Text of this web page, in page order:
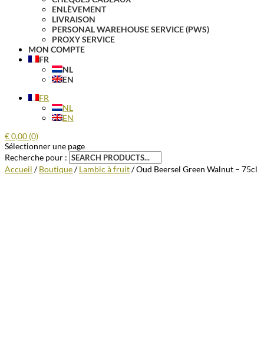
ENLÈVEMENT
LIVRAISON
PERSONAL WAREHOUSE SERVICE (PWS)
PROXY SERVICE
MON COMPTE
FR
NL
EN
FR
NL
EN
€0,00 (0)
Sélectionner une page
Recherche pour :
Accueil /Boutique/Lambic à fruit/ Oud Beersel Green Walnut – 75cl